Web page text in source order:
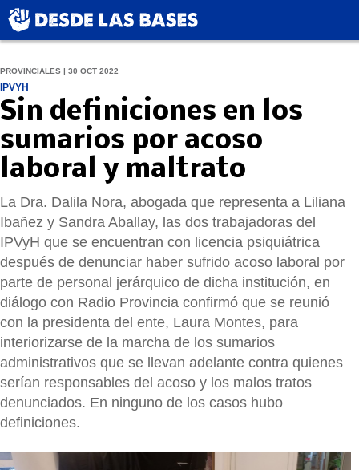
PROVINCIALES | 30 OCT 2022
IPVYH
Sin definiciones en los
sumarios por acoso
laboral y maltrato
La Dra. Dalila Nora, abogada que representa a Liliana
Ibañez y Sandra Aballay, las dos trabajadoras del
IPVyH que se encuentran con licencia psiquiátrica
después de denunciar haber sufrido acoso laboral por
parte de personal jerárquico de dicha institución, en
diálogo con Radio Provincia confirmó que se reunió
con la presidenta del ente, Laura Montes, para
interiorizarse de la marcha de los sumarios
administrativos que se llevan adelante contra quienes
serían responsables del acoso y los malos tratos
denunciados. En ninguno de los casos hubo
definiciones.